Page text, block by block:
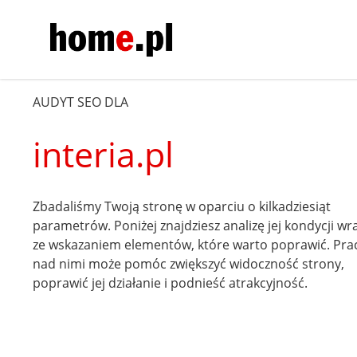
AUDYT SEO DLA
interia.pl
Zbadaliśmy Twoją stronę w oparciu o kilkadziesiąt
parametrów. Poniżej znajdziesz analizę jej kondycji
ze wskazaniem elementów, które warto poprawić.
nad nimi może pomóc zwiększyć widoczność strony,
poprawić jej działanie i podnieść atrakcyjność.